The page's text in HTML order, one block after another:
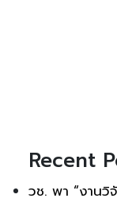
Recent
วช. พา “งานวิ